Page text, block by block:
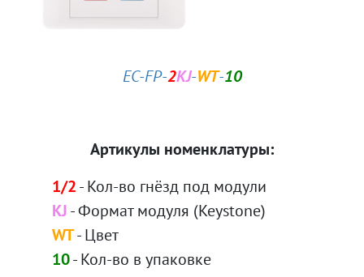
EC-FP-2KJ-WT-10
Артикулы номенклатуры:
1/2- Кол-во гнёзд под модули
KJ- Формат модуля (Keystone)
WT- Цвет
10- Кол-во в упаковке